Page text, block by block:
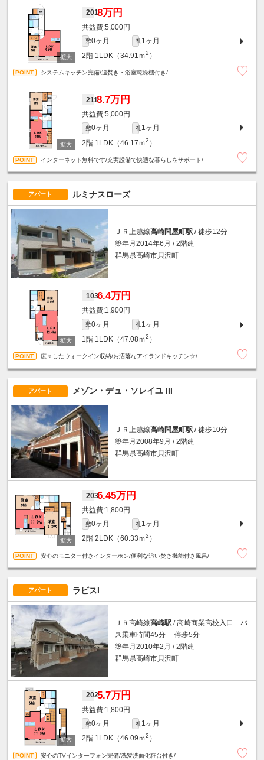
2018万円
5,000円
敷0ヶ月 礼1ヶ月
2階 1LDK（34.91ｍ2 ）
システムキッチン完備/追焚き・浴室乾燥機付き/
2118.7万円
5,000円
敷0ヶ月 礼1ヶ月
2階 1LDK（46.17ｍ2 ）
インターネット無料です/充実設備で快適な暮らしをサポート/
アパート ルミナスローズ
ＪＲ上越線高崎問屋町駅 / 徒歩12分
築年月2014年6月 / 2階建
群馬県高崎市貝沢町
1036.4万円
1,900円
敷0ヶ月 礼1ヶ月
1階 1LDK（47.08ｍ2 ）
広々したウォークイン収納/お洒落なアイランドキッチン☆/
アパート メゾン・デュ・ソレイユ III
ＪＲ上越線高崎問屋町駅 / 徒歩10分
築年月2008年9月 / 2階建
群馬県高崎市貝沢町
2036.45万円
1,800円
敷0ヶ月 礼1ヶ月
2階 2LDK（60.33ｍ2 ）
安心のモニター付きインターホン/便利な追い焚き機能付き風呂/
アパート ラビスI
ＪＲ高崎線高崎駅 / 高崎商業高校入口 バ
ス乗車時間45分 停歩5分
築年月2010年2月 / 2階建
群馬県高崎市貝沢町
2025.7万円
1,800円
敷0ヶ月 礼1ヶ月
2階 1LDK（46.09ｍ2 ）
安心のTVインターフォン完備/洗髪洗面化粧台付き/